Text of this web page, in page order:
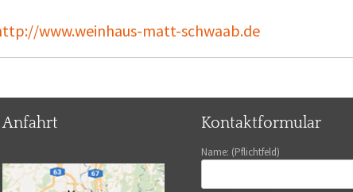
www.weinhaus-matt-schwaab.de
Anfahrt Kontaktformular
Name: (Pflichtfeld)